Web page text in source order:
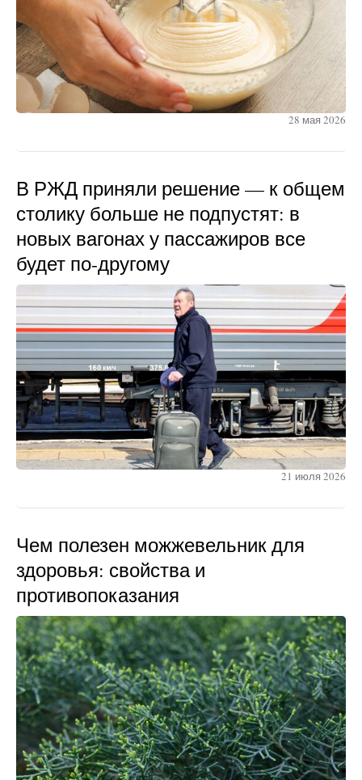
28 мая 2026
В РЖД приняли решение — к общем
столику больше не подпустят: в
новых вагонах у пассажиров все
будет по-другому
21 июля 2026
Чем полезен можжевельник для
здоровья: свойства и
противопоказания